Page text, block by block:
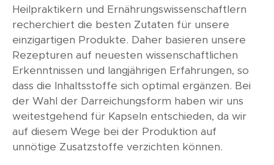
Heilpraktikern und Ernährungswissenschaftlern
recherchiert die besten Zutaten für unsere
einzigartigen Produkte. Daher basieren unsere
Rezepturen auf neuesten wissenschaftlichen
Erkenntnissen und langjährigen Erfahrungen, so
dass die Inhaltsstoffe sich optimal ergänzen. Bei
der Wahl der Darreichungsform haben wir uns
weitestgehend für Kapseln entschieden, da wir
auf diesem Wege bei der Produktion auf
unnötige Zusatzstoffe verzichten können.